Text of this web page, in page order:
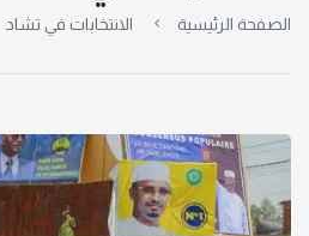
الصفحة الرئيسية الانتخابات في تشاد